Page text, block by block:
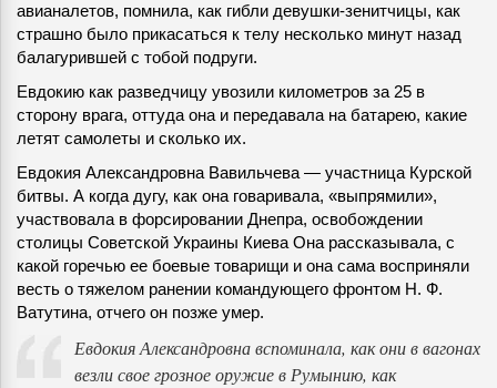
авианалетов, помнила, как гибли девушки-зенитчицы, как
страшно было прикасаться к телу несколько минут назад
балагурившей с тобой подруги.
Евдокию как разведчицу увозили километров за 25 в
сторону врага, оттуда она и передавала на батарею, какие
летят самолеты и сколько их.
Евдокия Александровна Вавильчева — участница Курской
битвы. А когда дугу, как она говаривала, «выпрямили»,
участвовала в форсировании Днепра, освобождении
столицы Советской Украины Киева Она рассказывала, с
какой горечью ее боевые товарищи и она сама восприняли
весть о тяжелом ранении командующего фронтом Н. Ф.
Ватутина, отчего он позже умер.
Евдокия Александровна вспоминала, как они в вагонах
везли свое грозное оружие в Румынию, как